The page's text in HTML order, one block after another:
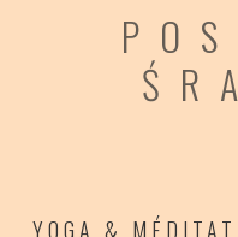
YOGA &